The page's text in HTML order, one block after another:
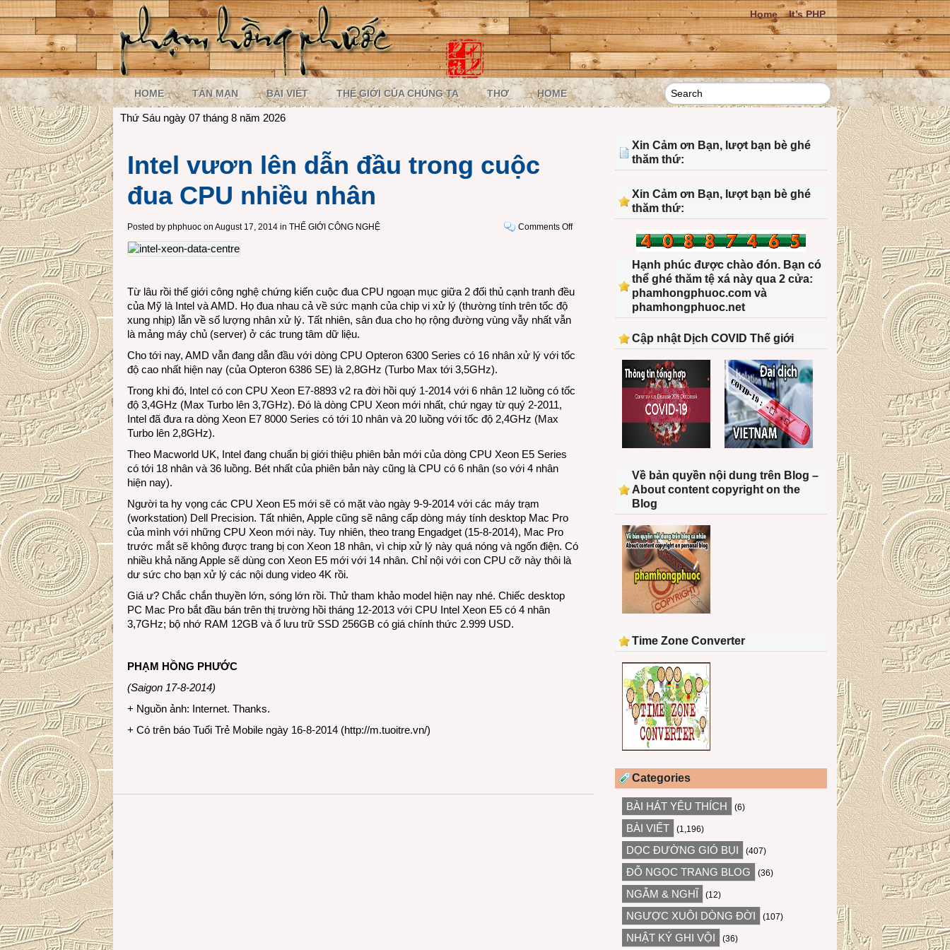
Home It’s PHP
HOME TẢN MẠN BÀI VIẾT THẾ GIỚI CỦA CHÚNG TA THƠ HOME
Thứ Sáu ngày 07 tháng 8 năm 2026
Intel vươn lên dẫn đầu trong cuộc
đua CPU nhiều nhân
Posted by phphuoc on August 17, 2014 in THẾ GIỚI CÔNG NGHỆ Comments Offon
đầu
CPU
Từ lâu rồi thế giới công nghệ chứng kiến cuộc đua CPU ngoạn mục giữa 2 đối thủ cạnh tranh đều
của Mỹ là Intel và AMD. Họ đua nhau cả về sức mạnh của chip vi xử lý (thường tính trên tốc độ
xung nhịp) lẫn về số lượng nhân xử lý. Tất nhiên, sân đua cho họ rộng đường vùng vẫy nhất vẫn
là mảng máy chủ (server) ở các trung tâm dữ liệu.
Cho tới nay, AMD vẫn đang dẫn đầu với dòng CPU Opteron 6300 Series có 16 nhân xử lý với tốc
độ cao nhất hiện nay (của Opteron 6386 SE) là 2,8GHz (Turbo Max tới 3,5GHz).
Trong khi đó, Intel có con CPU Xeon E7-8893 v2 ra đời hồi quý 1-2014 với 6 nhân 12 luồng có tốc
độ 3,4GHz (Max Turbo lên 3,7GHz). Đó là dòng CPU Xeon mới nhất, chứ ngay từ quý 2-2011,
Intel đã đưa ra dòng Xeon E7 8000 Series có tới 10 nhân và 20 luồng với tốc độ 2,4GHz (Max
Turbo lên 2,8GHz).
Theo Macworld UK, Intel đang chuẩn bị giới thiệu phiên bản mới của dòng CPU Xeon E5 Series
có tới 18 nhân và 36 luồng. Bét nhất của phiên bản này cũng là CPU có 6 nhân (so với 4 nhân
hiện nay).
Người ta hy vọng các CPU Xeon E5 mới sẽ có mặt vào ngày 9-9-2014 với các máy trạm
(workstation) Dell Precision. Tất nhiên, Apple cũng sẽ nâng cấp dòng máy tính desktop Mac Pro
của mình với những CPU Xeon mới này. Tuy nhiên, theo trang Engadget (15-8-2014), Mac Pro
trước mắt sẽ không được trang bị con Xeon 18 nhân, vì chip xử lý này quá nóng và ngốn điện. Có
nhiều khả năng Apple sẽ dùng con Xeon E5 mới với 14 nhân. Chỉ nội với con CPU cỡ này thôi là
dư sức cho bạn xử lý các nội dung video 4K rồi.
Giá ư? Chắc chắn thuyền lớn, sóng lớn rồi. Thử tham khảo model hiện nay nhé. Chiếc desktop
PC Mac Pro bắt đầu bán trên thị trường hồi tháng 12-2013 với CPU Intel Xeon E5 có 4 nhân
3,7GHz; bộ nhớ RAM 12GB và ổ lưu trữ SSD 256GB có giá chính thức 2.999 USD.
PHẠM HỒNG PHƯỚC
(Saigon 17-8-2014)
+ Nguồn ảnh: Internet. Thanks.
+ Có trên báo Tuổi Trẻ Mobile ngày 16-8-2014 (http://m.tuoitre.vn/)
Xin Cảm ơn Bạn, lượt bạn bè ghé
thăm thứ:
Xin Cảm ơn Bạn, lượt bạn bè ghé
thăm thứ:
Hạnh phúc được chào đón. Bạn có
thể ghé thăm tệ xá này qua 2 cửa:
phamhongphuoc.com và
phamhongphuoc.net
Cập nhật Dịch COVID Thế giới
Về bản quyền nội dung trên Blog –
About content copyright on the
Blog
Time Zone Converter
Categories
BÀI HÁT YÊU THÍCH (6)
BÀI VIẾT (1,196)
DỌC ĐƯỜNG GIÓ BỤI (407)
ĐỖ NGỌC TRANG BLOG (36)
NGẪM & NGHĨ (12)
NGƯỢC XUÔI DÒNG ĐỜI (107)
NHẬT KÝ GHI VỘI (36)